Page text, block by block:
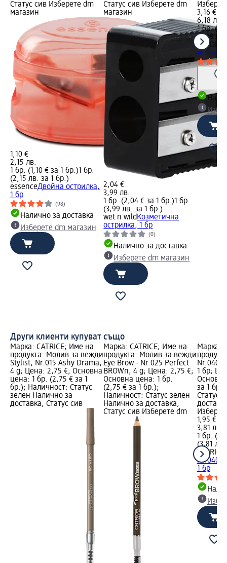
Статус сив Изберете dm
магазин
1,10 €
2,15 лв.
1 бр. (1,10 € за 1 бр.)1 бр.
(2,15 лв. за 1 бр.)
essenceДвойна острилка,
1 бр
(98)
Налично за доставка
Изберете dm магазин
Статус сив Изберете dm
магазин
2,04 €
3,99 лв.
1 бр. (2,04 € за 1 бр.)1 бр.
(3,99 лв. за 1 бр.)
wet n wildКозметична
острилка, 1 бр
(0)
Налично за доставка
Изберете dm магазин
3,16 €
6,18 лв.
1 бр.
(6,18
моливи,
Други клиенти купуват също
Марка: CATRICE; Име на
продукта: Молив за вежди
Stylist, Nr.015 Ashy Drama,
4 g; Цена: 2,75 €; Основна
цена: 1 бр. (2,75 € за 1
бр.); Наличност: Статус
зелен Налично за
доставка, Статус сив
Марка: CATRICE; Име на
продукта: Молив за вежди
Eye Brow - Nr.025 Perfect
BROWn, 4 g; Цена: 2,75 €;
Основна цена: 1 бр.
(2,75 € за 1 бр.);
Наличност: Статус зелен
Налично за доставка,
Статус сив Изберете dm
Марка:
Nr.040
1 бр;
за 1
Статус
1,95 €
3,81 лв.
1 бр.
(3,81
CATRICE
Nr.040
1 бр